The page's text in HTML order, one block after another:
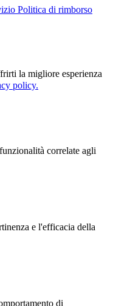
Politica di rimborso
la migliore esperienza
policy.
correlate agli
e l'efficacia della
di